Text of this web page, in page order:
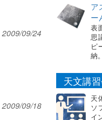
2009/09/24
2009/09/18
ア
ー
表
思
ピ
納
天文講
天
ソ
イ